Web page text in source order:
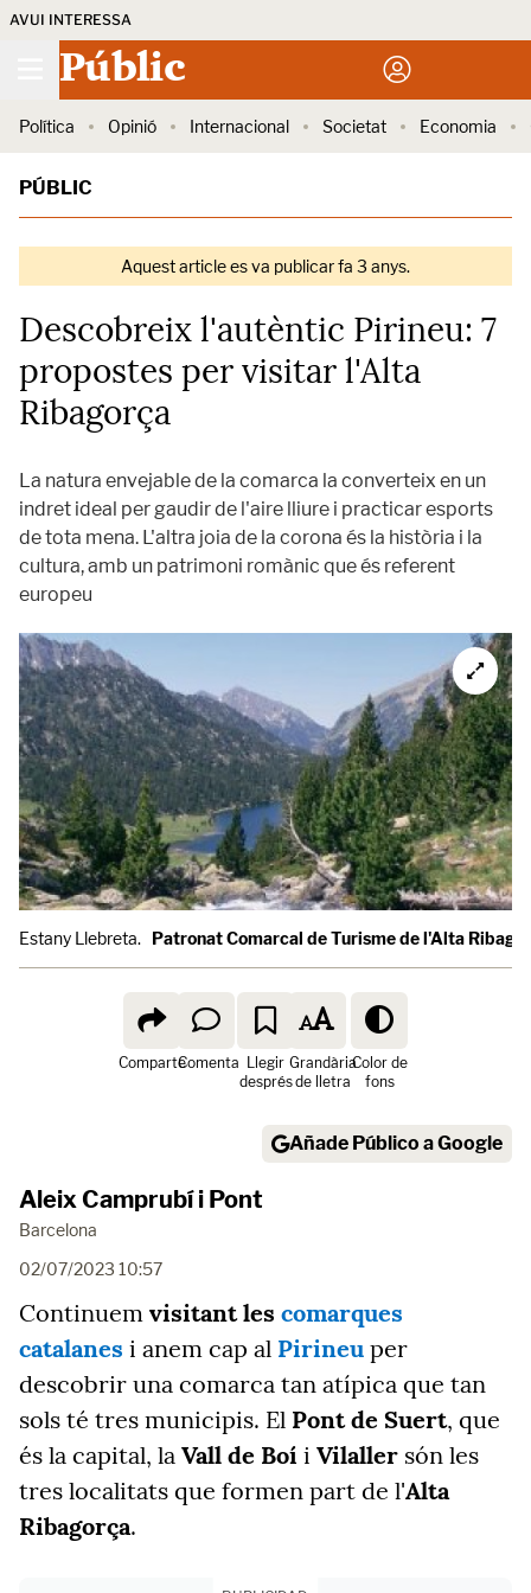
AVUI INTERESSA
Públic
Política Opinió Internacional Societat Economia
PÚBLIC
Aquest article es va publicar fa 3 anys.
Descobreix l'autèntic Pirineu: 7
propostes per visitar l'Alta
Ribagorça
La natura envejable de la comarca la converteix en un
indret ideal per gaudir de l'aire lliure i practicar esports
de tota mena. L'altra joia de la corona és la història i la
cultura, amb un patrimoni romànic que és referent
europeu
Estany Llebreta. Patronat Comarcal de Turisme de l'Alta
ComparteComenta Llegir
després
Grandària
de lletra
Color de
fons
Añade Público a Google
Aleix Camprubí i Pont
Barcelona
02/07/2023 10:57
Continuem visitant les comarques
catalanes i anem cap al Pirineu per
descobrir una comarca tan atípica que tan
sols té tres municipis. El Pont de Suert, que
és la capital, la Vall de Boí i Vilaller són les
tres localitats que formen part de l'Alta
Ribagorça.